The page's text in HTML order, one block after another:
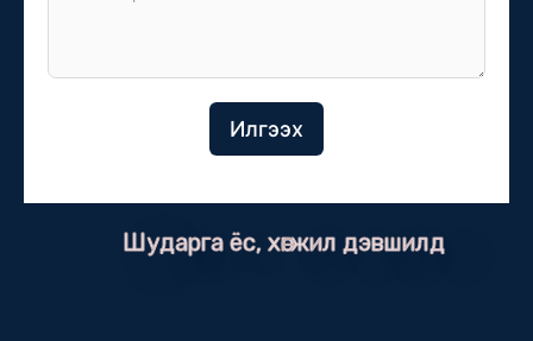
Илгээх
Шударга ёс, хөгжил дэвшилд